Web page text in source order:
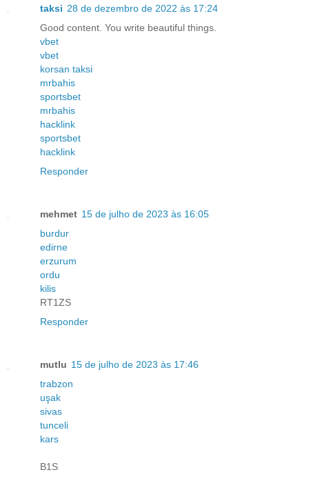
taksi 28 de dezembro de 2022 às 17:24
Good content. You write beautiful things.
vbet
vbet
korsan taksi
mrbahis
sportsbet
mrbahis
hacklink
sportsbet
hacklink
Responder
mehmet 15 de julho de 2023 às 16:05
burdur
edirne
erzurum
ordu
kilis
RT1ZS
Responder
mutlu 15 de julho de 2023 às 17:46
trabzon
uşak
sivas
tunceli
kars
B1S